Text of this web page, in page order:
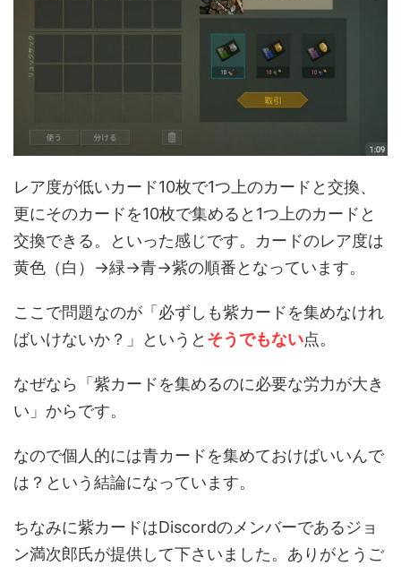
レア度が低いカード10枚で1つ上のカードと交換、
更にそのカードを10枚で集めると1つ上のカードと
交換できる。といった感じです。カードのレア度は
黄色（白）→緑→青→紫の順番となっています。
ここで問題なのが「必ずしも紫カードを集めなけれ
ばいけないか？」というと そうでもない点。
なぜなら「紫カードを集めるのに必要な労力が大き
い」からです。
なので個人的には青カードを集めておけばいいんで
は？という結論になっています。
ちなみに紫カードはDiscordのメンバーであるジョ
ン満次郎氏が提供して下さいました。ありがとうご